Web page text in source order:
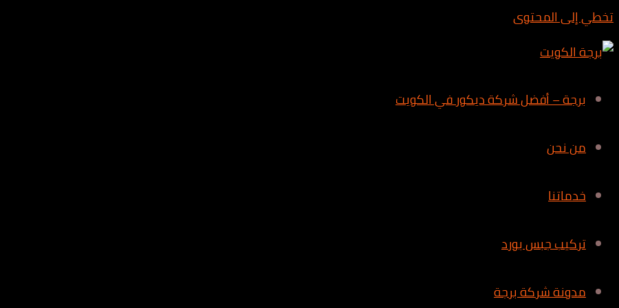
تخطي إلى المحتوى
برجة – أفضل شركة ديكور في الكويت
من نحن
خدماتنا
تركيب جبس بورد
مدونة شركة برجة